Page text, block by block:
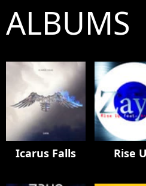
ALBUMS
Icarus Falls Rise